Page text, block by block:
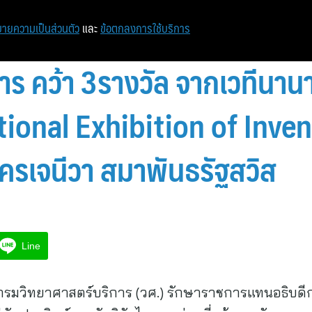
คว้า 3รางวัล จากเวทีนา
Exhibition of
เจนีวา สมาพันธรัฐสวิส
Line
มวิทยาศาสตร์บริการ (วศ.) รักษาราชการแทนอธิบดี
ยความเป็นส่วนตัว และ ข้อตกลงการใช้บริการ